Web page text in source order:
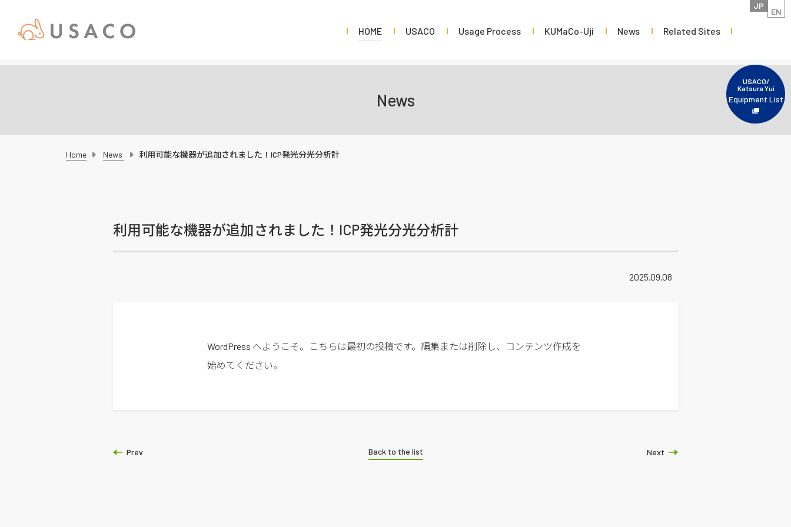
JP
EN
HOME USACO Usage Process KUMaCo-Uji News Related Sites
USACO/
Katsura Yui
Equipment List
News
Home News 利用可能な機器が追加されました！ICP発光分光分析計
利用可能な機器が追加されました！ICP発光分光分析計
2025.09.08
WordPress へようこそ。こちらは最初の投稿です。編集または削除し、コンテンツ作成を
始めてください。
Prev Next
Back to the list